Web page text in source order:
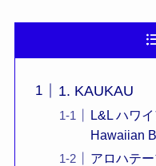
1. KAUKAU
L&L ハワ
Hawaiian
アロハテ